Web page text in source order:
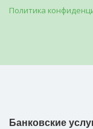
Политика
Банковские